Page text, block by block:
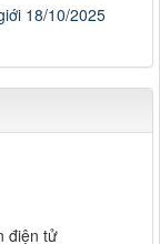
18/10/2025
phòng,
chống
tử